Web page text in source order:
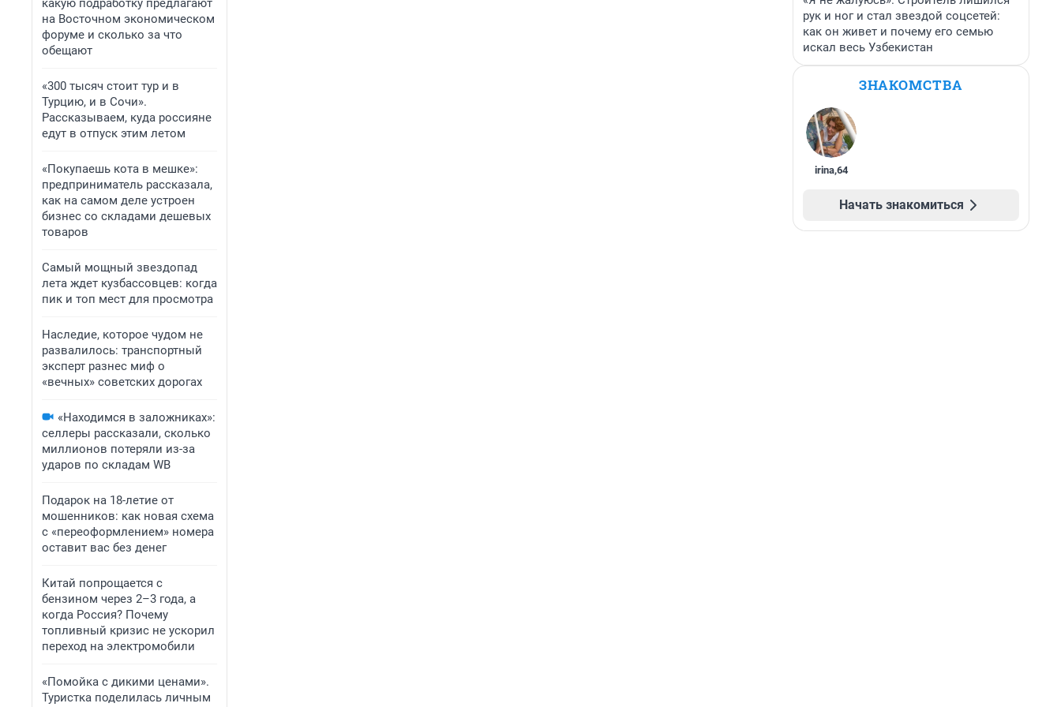
какую подработку предлагают
на Восточном экономическом
форуме и сколько за что
обещают
«300 тысяч стоит тур и в
Турцию, и в Сочи».
Рассказываем, куда россияне
едут в отпуск этим летом
«Покупаешь кота в мешке»:
предприниматель рассказала,
как на самом деле устроен
бизнес со складами дешевых
товаров
Самый мощный звездопад
лета ждет кузбассовцев: когда
пик и топ мест для просмотра
Наследие, которое чудом не
развалилось: транспортный
эксперт разнес миф о
«вечных» советских дорогах
«Находимся в заложниках»:
селлеры рассказали, сколько
миллионов потеряли из-за
ударов по складам WB
Подарок на 18-летие от
мошенников: как новая схема
с «переоформлением» номера
оставит вас без денег
Китай попрощается с
бензином через 2–3 года, а
когда Россия? Почему
топливный кризис не ускорил
переход на электромобили
«Помойка с дикими ценами».
Туристка поделилась личным
рук и ног и стал звездой соцсетей:
как он живет и почему его семью
искал весь Узбекистан
ЗНАКОМСТВА
irina,64
Начать знакомиться